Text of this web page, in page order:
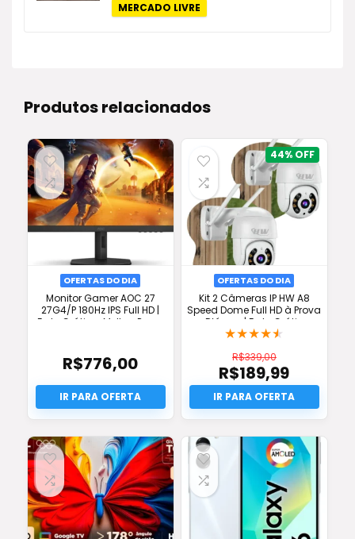
MERCADO LIVRE
Produtos relacionados
OFERTAS DO DIA
Monitor Gamer AOC 27
27G4/P 180Hz IPS Full HD |
Frete Grátis + Melhor Preço
R$776,00
44%
OFERTAS DO DIA
Kit 2 Câmeras IP HW A8
Speed Dome Full HD à Prova
D’água | Frete Grátis
★★★★★
R$339,00
O
preço
original
era:
R$339,00.
R$189,99
O
preço
atual
é:
R$189,99.